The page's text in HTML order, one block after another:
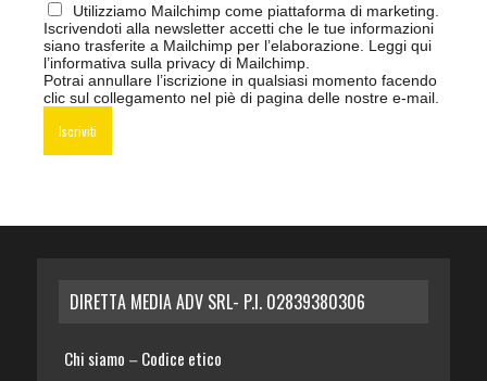
Utilizziamo Mailchimp come piattaforma di marketing.
Iscrivendoti alla newsletter accetti che le tue informazioni
siano trasferite a Mailchimp per l’elaborazione. Leggi qui
l’informativa sulla privacy di Mailchimp
Potrai annullare l’iscrizione in qualsiasi momento facendo
clic sul collegamento nel piè di pagina delle nostre e-mail.
DIRETTA MEDIA ADV SRL- P.I. 02839380306
Chi siamo – Codice etico